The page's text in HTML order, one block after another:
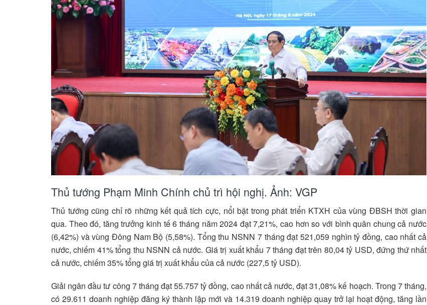
Thủ tướng Phạm Minh Chính chủ trì hội nghị. Ảnh: VGP
Thủ tướng cũng chỉ rõ những kết quả tích cực, nổi bật trong phát triển KTXH của vùng ĐBSH thời gian
qua. Theo đó, tăng trưởng kinh tế 6 tháng năm 2024 đạt 7,21%, cao hơn so với bình quân chung cả nước
(6,42%) và vùng Đông Nam Bộ (5,58%). Tổng thu NSNN 7 tháng đạt 521,059 nghìn tỷ đồng, cao nhất cả
nước, chiếm 41% tổng thu NSNN cả nước. Giá trị xuất khẩu 7 tháng đạt trên 80,04 tỷ USD, đứng thứ nhất
cả nước, chiếm 35% tổng giá trị xuất khẩu của cả nước (227,5 tỷ USD).
Giải ngân đầu tư công 7 tháng đạt 55.757 tỷ đồng, cao nhất cả nước, đạt 31,08% kế hoạch. Trong 7 tháng,
có 29.611 doanh nghiệp đăng ký thành lập mới và 14.319 doanh nghiệp quay trở lại hoạt động, tăng lần